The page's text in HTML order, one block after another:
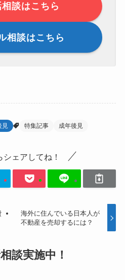
談はこちら
相談はこちら
見 特集記事 成年後見
シェアしてね！
海外に住んでいる日本人が
不動産を売却するには？
談実施中！